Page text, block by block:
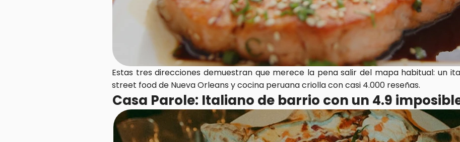
Estas tres direcciones demuestran que merece la pena salir del mapa habitual: un
street food de Nueva Orleans y cocina peruana criolla con casi 4.000 reseñas.
Casa Parole: Italiano de barrio con un 4.9